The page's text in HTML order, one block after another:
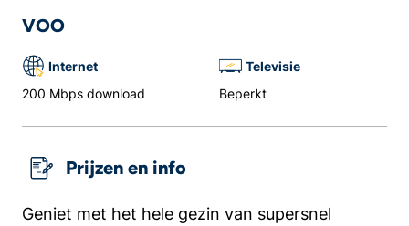
VOO
Internet
200 Mbps download
Televisie
Beperkt
Prijzen en info
Geniet met het hele gezin van supersnel